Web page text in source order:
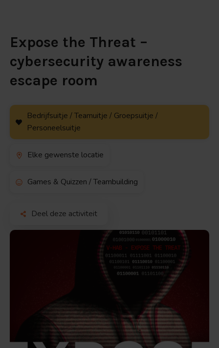
Expose the Threat –
cybersecurity awareness
escape room
Bedrijfsuitje / Teamuitje / Groepsuitje /
Personeelsuitje
Elke gewenste locatie
Games & Quizzen / Teambuilding
Deel deze activiteit
Bekijk
afbeelding